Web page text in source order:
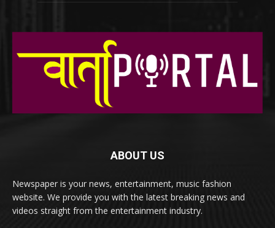
ABOUT US
Newspaper is your news, entertainment, music fashion
website. We provide you with the latest breaking news and
videos straight from the entertainment industry.